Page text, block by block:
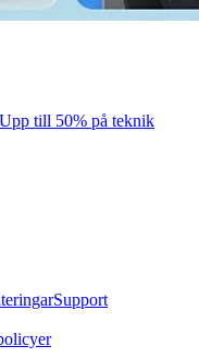
till 50% på teknik
Support